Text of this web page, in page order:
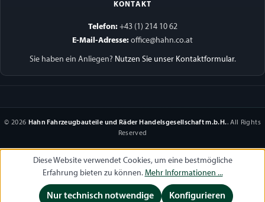
KONTAKT
Telefon:+43 (1) 214 10 62
E-Mail-Adresse: office@hahn.co.at
Sie haben ein Anliegen? Nutzen Sie unser Kontaktformular.
© 2026 Hahn Fahrzeugbauteile und Räder Handelsgesellschaft m.b.H.. All Rights
Reserved
Diese Website verwendet Cookies, um eine bestmögliche
Erfahrung bieten zu können. Mehr Informationen ...
Nur technisch notwendige Konfigurieren